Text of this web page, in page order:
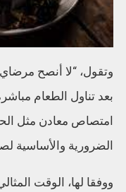
وتقول، “لا أنصح
بعد تناول الطعام
امتصاص معادن مثل
الضرورية والأساسية
ووفقا لها، الوقت